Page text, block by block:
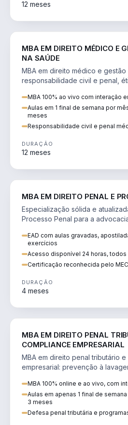
12 meses
MBA EM DIREITO MÉDICO E
NA SAÚDE
MBA em direito médico e
responsabilidade civil e penal,
MBA 100% ao vivo com interação
Aulas em 1 final de semana por
meses
Responsabilidade civil e penal
DURAÇÃO
12 meses
MBA EM DIREITO PENAL E
Especialização sólida e
Processo Penal para a
EAD com aulas gravadas,
exercícios
Acesso disponível 24 horas, todos
Certificação reconhecida pelo MEC
DURAÇÃO
4 meses
MBA EM DIREITO PENAL
COMPLIANCE EMPRESARIAL
MBA em direito penal tributário
empresarial: prevenção à
MBA 100% online e ao vivo, com
Aulas em apenas 1 final de
3 meses
Defesa penal tributária e